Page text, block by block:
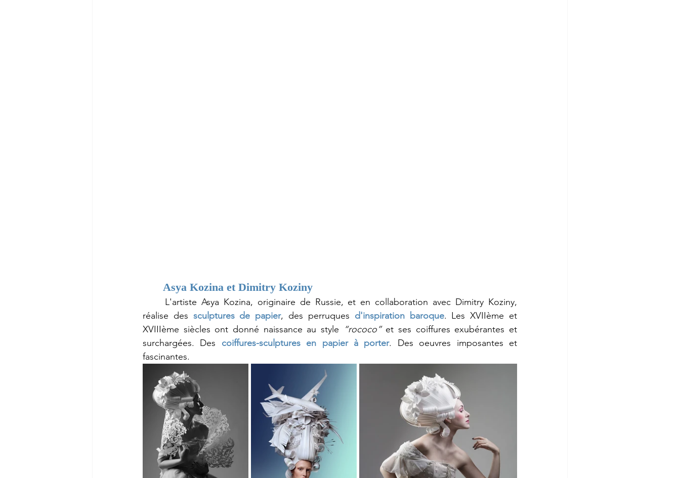
Asya Kozina et Dimitry Koziny
réalise des sculptures de papier, des perruques d'inspiration baroque. Les XVIIème et
XVIIIème siècles ont donné naissance au style
“rococo” et ses coiffures exubérantes et
surchargées. Des coiffures-sculptures en papier à porter. Des oeuvres imposantes et
fascinantes.